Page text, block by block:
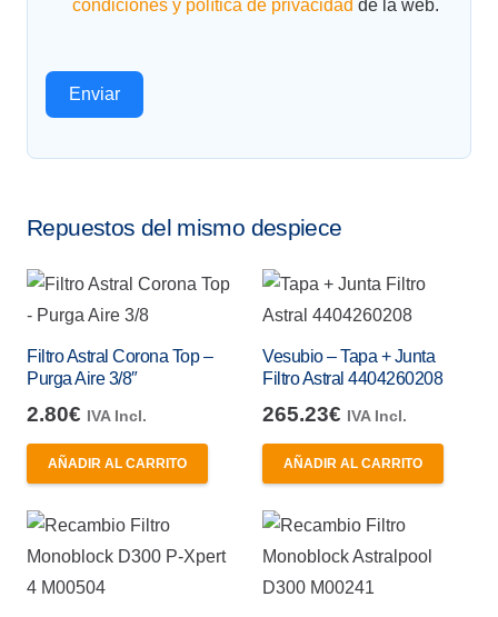
condiciones y política de privacidad de la web.
Enviar
Repuestos del mismo despiece
Filtro Astral Corona Top –
Purga Aire 3/8″
2.80€ IVA Incl.
AÑADIR AL CARRITO
Vesubio – Tapa + Junta
Filtro Astral 4404260208
265.23€ IVA Incl.
AÑADIR AL CARRITO